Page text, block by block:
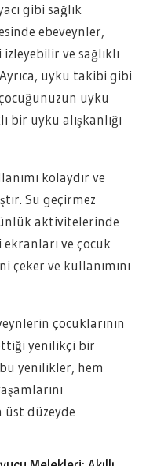
gibi sağlık
ebeveynler,
ve sağlıklı
uyku takibi gibi
uyku
bir uyku alışkanlığı
kolaydır ve
Su geçirmez
aktivitelerinde
ve çocuk
çeker ve kullanımını
çocuklarının
yenilikçi bir
yenilikler, hem
üst düzeyde